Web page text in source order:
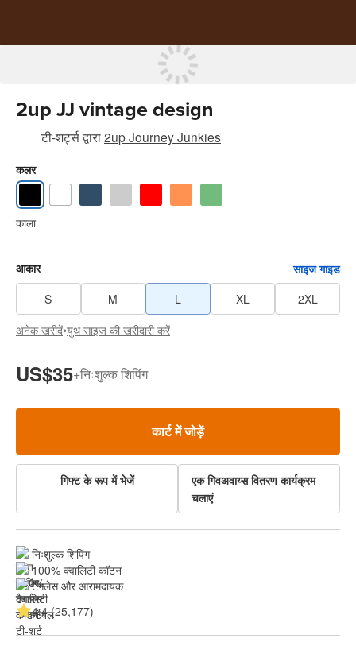
2up JJ vintage design
टी-शर्ट्सद्वारा2up Journey Junkies
कलर
काला
आकार
साइज गाइड
S
M L XL
2XL
अनेक खरीदें•युथ साइज की खरीदारी करें
US$35+निःशुल्क शिपिंग
कार्ट में जोड़ें
गिफ्ट के रूप में भेजें
एक गिवअवाय्स वितरण कार्यक्रम
चलाएं
निःशुल्क शिपिंग
100% क्वालिटी कॉटन
टैगलेस और आरामदायक
4.4 (25,177)